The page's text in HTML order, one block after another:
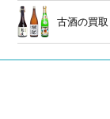
古酒の買取